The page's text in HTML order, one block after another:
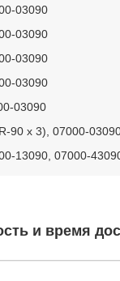
03090
03090
03090
03090
03090
90 x 3), 07000-
13090, 07000-
и время